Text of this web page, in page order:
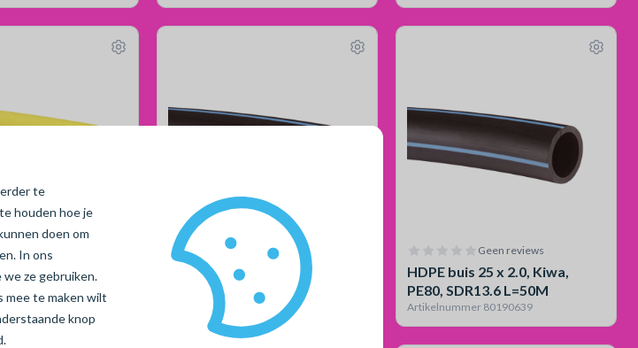
te
houden hoe je
doen om
In ons
we ze gebruiken.
mee te maken wilt
knop
Geen reviews
x 4.3mm, PE100,
100m
Geen reviews
HDPE buis 25 x 2.0, Kiwa,
PE80, SDR13.6 L=100M
Artikelnummer 80190640
Geen reviews
HDPE buis 25 x 2.0, Kiwa,
PE80, SDR13.6 L=50M
Artikelnummer 80190639